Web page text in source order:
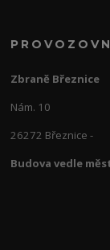
Zbraně Březnice
Nám. 10
26272 Březnice -
Budova vedle